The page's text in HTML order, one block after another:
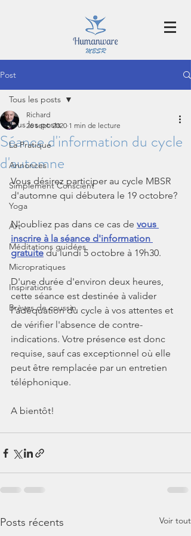
Post
Tous les posts
La Pratique
Annonces
Simplement Conscient
Yoga
Art
Méditations guidées
Micropratiques
Inspirations
Brèves de coussin
Tous les posts
Séance d'information du cycle
d'automne
Richard
26 sept. 2020 1 min de lecture
Vous désirez participer au cycle MBSR
d'automne qui débutera le 19 octobre?
N'oubliez pas dans ce cas de vous
inscrire à la séance d'information
gratuite du lundi 5 octobre à 19h30.
D'une durée d'environ deux heures,
cette séance est destinée à valider
l'adéquation du cycle à vos attentes et
de vérifier l'absence de contre-
indications. Votre présence est donc
requise, sauf cas exceptionnel où elle
peut être remplacée par un entretien
téléphonique.
A bientôt!
Posts récents Voir tout